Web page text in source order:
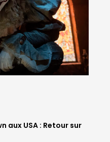
aux USA : Retour sur